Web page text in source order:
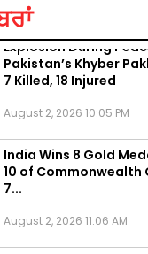
Explosion During
Pakistan’s Khyber
7 Killed, 18 Injured
India Wins 8 Gold
10 of Commonwealth
7...
US Advises Citizens